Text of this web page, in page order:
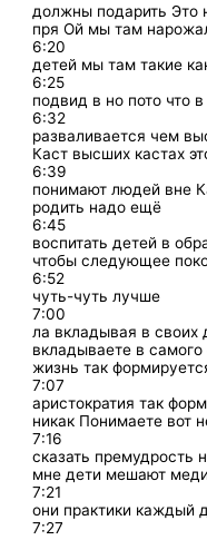
должны подарить Это
пря Ой мы там
6:20
детей мы там такие
6:25
подвид в но пото что
6:32
разваливается чем
Каст высших кастах
6:39
понимают людей вне
родить надо ещё
6:45
воспитать детей в
чтобы следующее
6:52
чуть-чуть лучше
7:00
ла вкладывая в своих
вкладываете в
жизнь так
7:07
аристократия так
никак Понимаете вот
7:16
сказать премудрость
мне дети мешают
7:21
они практики каждый
7:27